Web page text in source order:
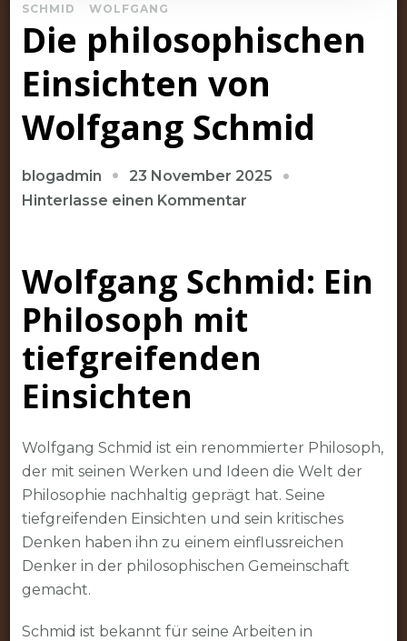
SCHMID WOLFGANG
Die philosophischen
Einsichten von
Wolfgang Schmid
blogadmin
23 November 2025
Hinterlasse einen Kommentarzu
Einsichten
von
Wolfgang
Wolfgang Schmid: Ein
Philosoph mit
tiefgreifenden
Einsichten
Wolfgang Schmid ist ein renommierter Philosoph,
der mit seinen Werken und Ideen die Welt der
Philosophie nachhaltig geprägt hat. Seine
tiefgreifenden Einsichten und sein kritisches
Denken haben ihn zu einem einflussreichen
Denker in der philosophischen Gemeinschaft
gemacht.
Schmid ist bekannt für seine Arbeiten in